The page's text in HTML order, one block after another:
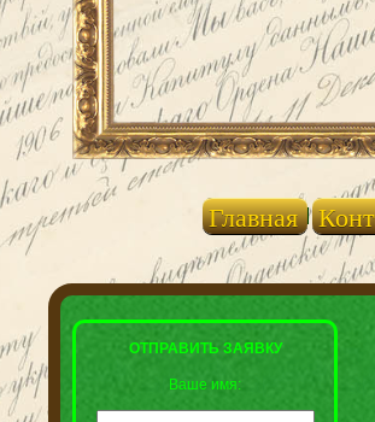
Главная
ОТПРАВИТЬ ЗАЯВКУ
Ваше имя: